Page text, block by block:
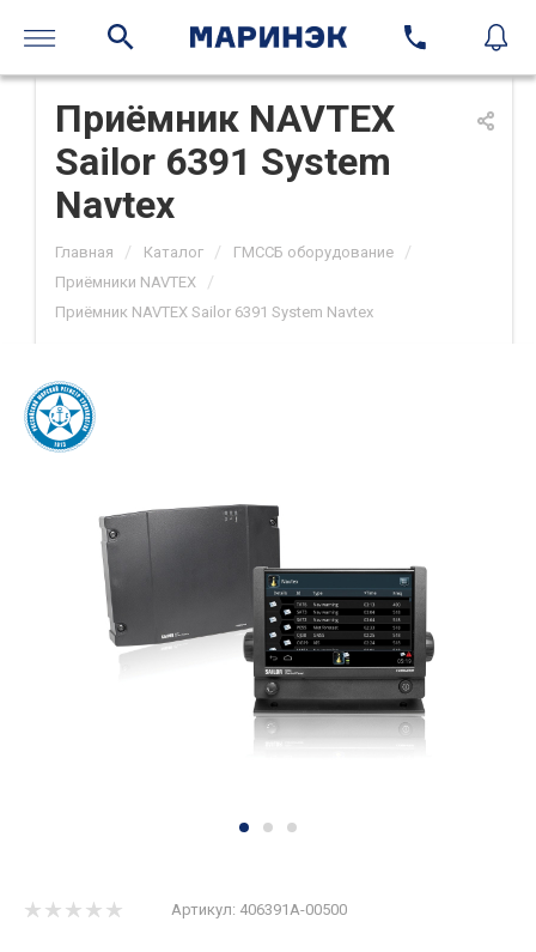
Приёмник NAVTEX
Sailor 6391 System
Navtex
Главная / Каталог / ГМССБ оборудование /
Приёмники NAVTEX /
Приёмник NAVTEX Sailor 6391 System Navtex
Артикул: 406391A-00500